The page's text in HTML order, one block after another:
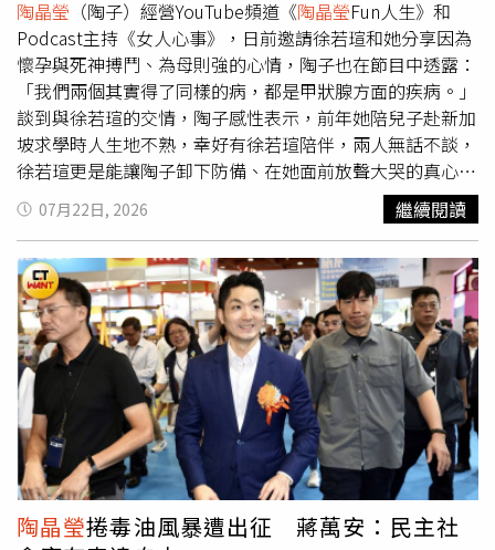
分享了有趣的往事。國樂系出身的他，大四獲獎後因跟著節
目錄專輯、上通告甚至跳舞，險些在畢業前兩個月被保守的
系主任退學，幸得老師求情才順利畢業。他感性表示：「若
沒有大學城，他可能不會走上流行音樂創作之路，人生際遇
也會大不同。」
陶晶瑩 （陶子）經營YouTube頻道《陶晶瑩Fun人生》和
Podcast主持《女人心事》，日前邀請徐若瑄和她分享因為
懷孕與死神搏鬥、為母則強的心情，陶子也在節目中透露：
「我們兩個其實得了同樣的病，都是甲狀腺方面的疾病。」
談到與徐若瑄的交情，陶子感性表示，前年她陪兒子赴新加
坡求學時人生地不熟，幸好有徐若瑄陪伴，兩人無話不談，
徐若瑄更是能讓陶子卸下防備、在她面前放聲大哭的真心好
友。陶子特別分享，徐若瑄當年為了安胎臥床長達162天，
甚至在新加坡遇到50年來最嚴重的水災、車子早已淹在水裡
時，她依然堅持涉水去鼎泰豐取餐，展現驚人的母愛能量。
對此，徐若瑄有感而發地說：「即使懷孕生產過程順利，我
都一樣無比珍惜這份母子感情。因為孩子長大後會成為獨立
的個體，我很珍惜現在自己是他『整個世界裡的全部』。雖
然不曉得這樣的日子還有多久——他現在已經叫我不要到校
門口接他了。」話語間流露出對孩子成長的滿滿不捨與母
愛。徐若瑄曾於2024年公開證實罹患甲狀腺癌，陶子也透
露有甲狀腺方面的疾病，並分享從心靈療癒的角度來看，這
種疾病常與巨大壓力息息相關，「我們為了維持某些體面，
可能習慣把情緒壓抑下來、沒有當下發洩。」她更分享看診
經驗，連診所內幾位40歲左右的護理師也都得過，讓她不禁
心疼感慨：「為什麼常是女性？因為我們真的太容易對所有
07月22日, 2026 繼續閱讀
陶晶瑩捲毒油風暴遭出征 蔣萬安：民主社